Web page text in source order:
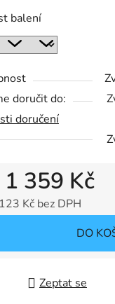
balení
doručit do:
doručení
1 359 Kč
Kč bez DPH
DO
Zeptat se